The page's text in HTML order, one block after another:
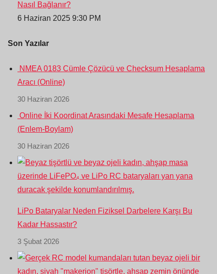
Nasıl Bağlanır?
6 Haziran 2025 9:30 PM
Son Yazılar
NMEA 0183 Cümle Çözücü ve Checksum Hesaplama
Aracı (Online)
30 Haziran 2026
Online İki Koordinat Arasındaki Mesafe Hesaplama
(Enlem-Boylam)
30 Haziran 2026
LiPo Bataryalar Neden Fiziksel Darbelere Karşı Bu
Kadar Hassastır?
3 Şubat 2026